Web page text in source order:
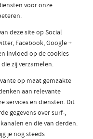
voor onze
deze site op Social
Facebook, Google +
invloed op de cookies
zij verzamelen.
op maat gemaakte
aan relevante
services en diensten. Dit
gegevens over surf-,
en die van derden.
je nog steeds